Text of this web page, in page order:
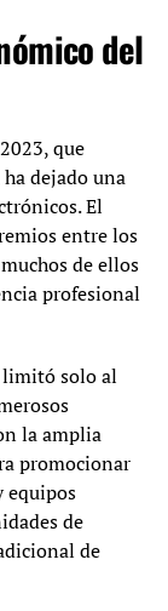
del
que
dejado una
El
entre los
de ellos
profesional
limitó solo al
la amplia
promocionar
equipos
de
de